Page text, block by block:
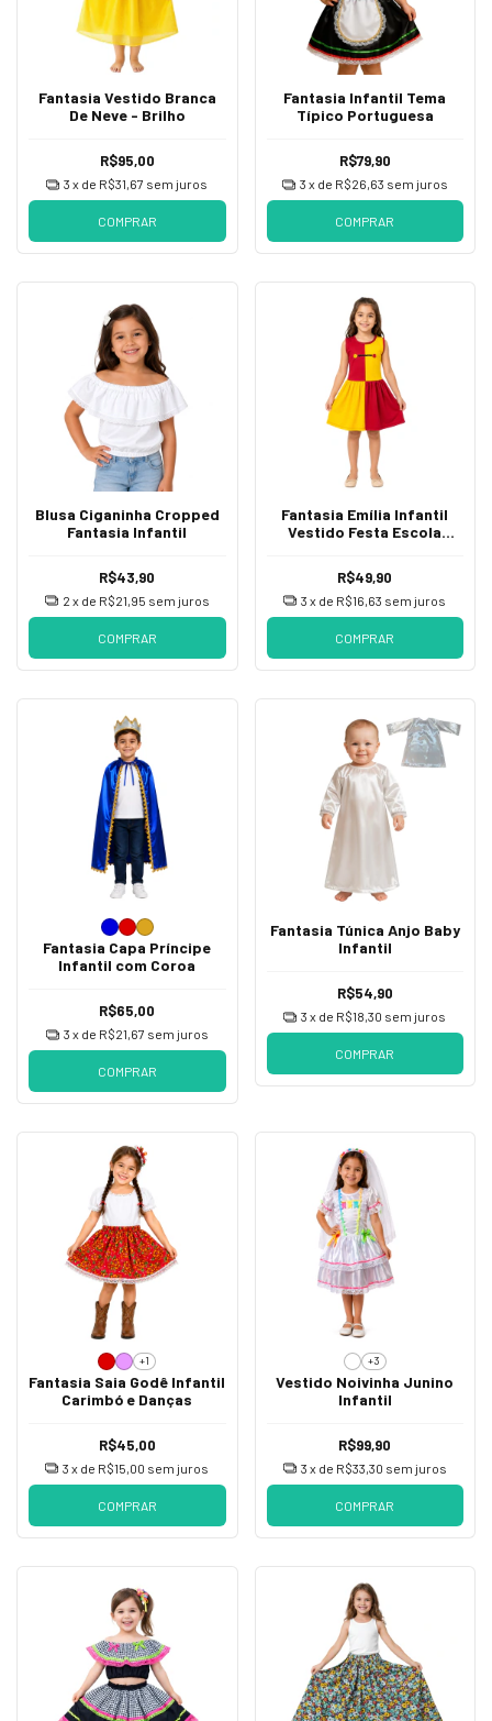
Fantasia Vestido Branca
De Neve - Brilho
R$95,00
3 x de R$31,67 sem juros
COMPRAR
Fantasia Infantil Tema
Típico Portuguesa
R$79,90
3 x de R$26,63 sem juros
COMPRAR
Blusa Ciganinha Cropped
Fantasia Infantil
R$43,90
2 x de R$21,95 sem juros
COMPRAR
Fantasia Emília Infantil
Vestido Festa Escola
R$49,90
3 x de R$16,63 sem juros
COMPRAR
Fantasia Capa Príncipe
Infantil com Coroa
R$65,00
3 x de R$21,67 sem juros
COMPRAR
Fantasia Túnica Anjo Baby
Infantil
R$54,90
3 x de R$18,30 sem juros
COMPRAR
+1
Fantasia Saia Godê Infantil
Carimbó e Danças
R$45,00
3 x de R$15,00 sem juros
COMPRAR
+3
Vestido Noivinha Junino
Infantil
R$99,90
3 x de R$33,30 sem juros
COMPRAR